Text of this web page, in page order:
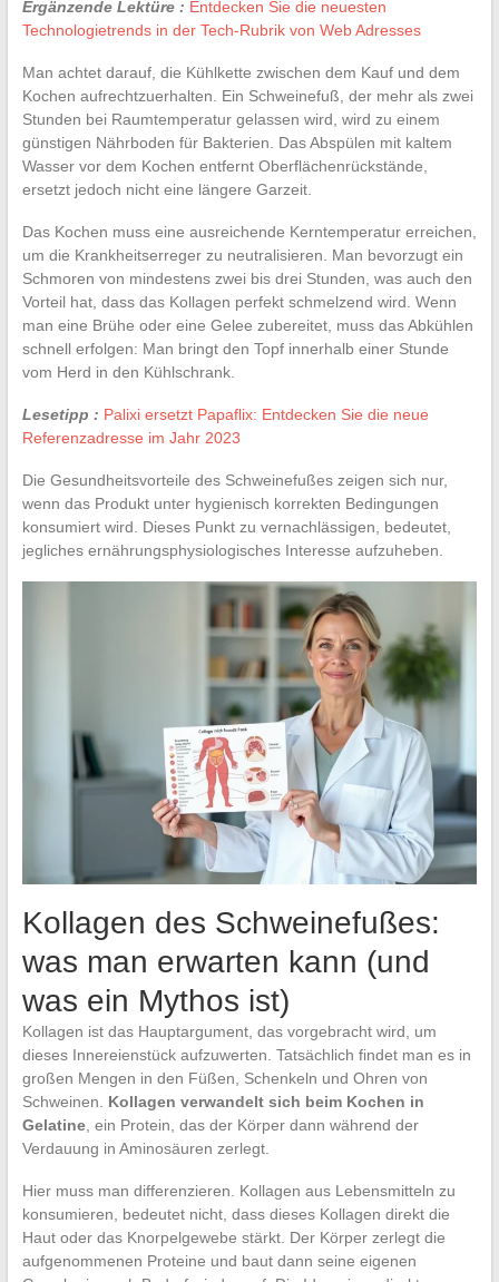
Ergänzende Lektüre : Entdecken Sie die neuesten
Technologietrends in der Tech-Rubrik von Web Adresses
Man achtet darauf, die Kühlkette zwischen dem Kauf und dem
Kochen aufrechtzuerhalten. Ein Schweinefuß, der mehr als zwei
Stunden bei Raumtemperatur gelassen wird, wird zu einem
günstigen Nährboden für Bakterien. Das Abspülen mit kaltem
Wasser vor dem Kochen entfernt Oberflächenrückstände,
ersetzt jedoch nicht eine längere Garzeit.
Das Kochen muss eine ausreichende Kerntemperatur erreichen,
um die Krankheitserreger zu neutralisieren. Man bevorzugt ein
Schmoren von mindestens zwei bis drei Stunden, was auch den
Vorteil hat, dass das Kollagen perfekt schmelzend wird. Wenn
man eine Brühe oder eine Gelee zubereitet, muss das Abkühlen
schnell erfolgen: Man bringt den Topf innerhalb einer Stunde
vom Herd in den Kühlschrank.
Lesetipp : Palixi ersetzt Papaflix: Entdecken Sie die neue
Referenzadresse im Jahr 2023
Die Gesundheitsvorteile des Schweinefußes zeigen sich nur,
wenn das Produkt unter hygienisch korrekten Bedingungen
konsumiert wird. Dieses Punkt zu vernachlässigen, bedeutet,
jegliches ernährungsphysiologisches Interesse aufzuheben.
Kollagen des Schweinefußes:
was man erwarten kann (und
was ein Mythos ist)
Kollagen ist das Hauptargument, das vorgebracht wird, um
dieses Innereienstück aufzuwerten. Tatsächlich findet man es in
großen Mengen in den Füßen, Schenkeln und Ohren von
Schweinen. Kollagen verwandelt sich beim Kochen in
Gelatine, ein Protein, das der Körper dann während der
Verdauung in Aminosäuren zerlegt.
Hier muss man differenzieren. Kollagen aus Lebensmitteln zu
konsumieren, bedeutet nicht, dass dieses Kollagen direkt die
Haut oder das Knorpelgewebe stärkt. Der Körper zerlegt die
aufgenommenen Proteine und baut dann seine eigenen